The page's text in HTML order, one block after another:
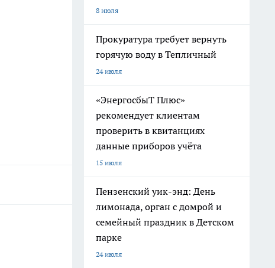
8 июля
Прокуратура требует вернуть
горячую воду в Тепличный
24 июля
«ЭнергосбыТ Плюс»
рекомендует клиентам
проверить в квитанциях
данные приборов учёта
15 июля
Пензенский уик-энд: День
лимонада, орган с домрой и
семейный праздник в Детском
парке
24 июля